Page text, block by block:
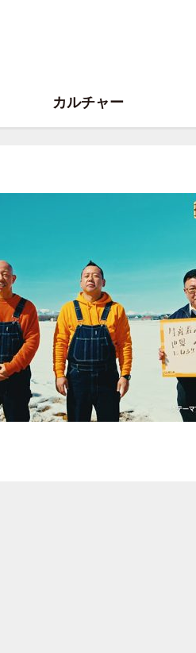
カルチャー